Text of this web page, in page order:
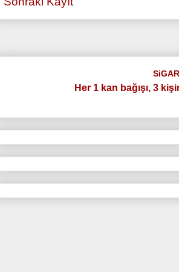
Her 1 kan bağışı, 3